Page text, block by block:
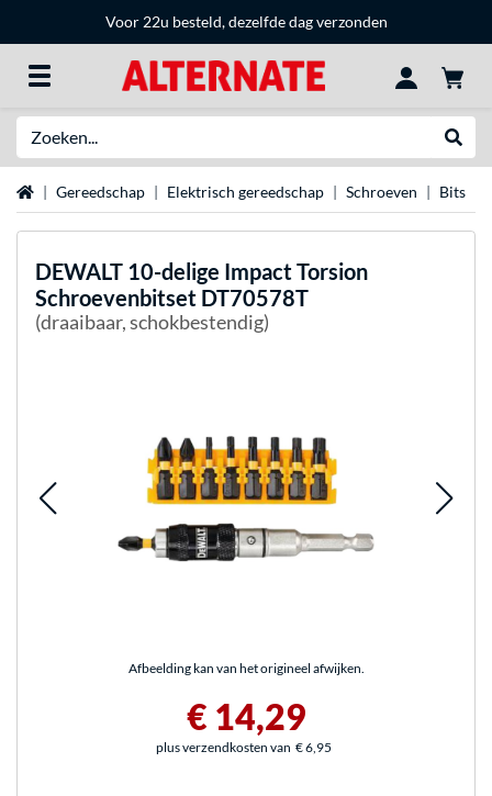
Voor 22u besteld, dezelfde dag verzonden
HomeGereedschap Elektrisch gereedschap Schroeven Bits
DEWALT 10-delige Impact Torsion
Schroevenbitset DT70578T
(draaibaar, schokbestendig)
Afbeelding kan van het origineel afwijken.
€ 14,29
plus verzendkosten van € 6,95